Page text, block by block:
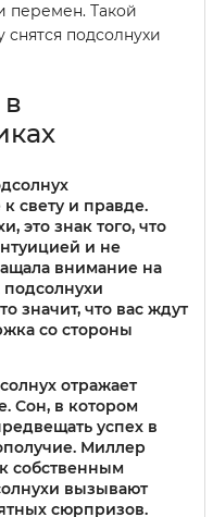
перемен. Такой
снятся подсолнухи
свету и правде.
это знак того, что
и не
внимание на
подсолнухи
значит, что вас ждут
со стороны
отражает
Сон, в котором
успех в
Миллер
собственным
вызывают
сюрпризов.